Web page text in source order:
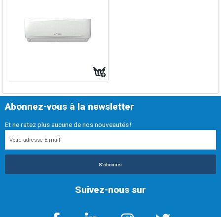
Abonnez-vous à la newsletter
Et ne ratez plus aucune de nos nouveautés !
S'abonner
Suivez-nous sur